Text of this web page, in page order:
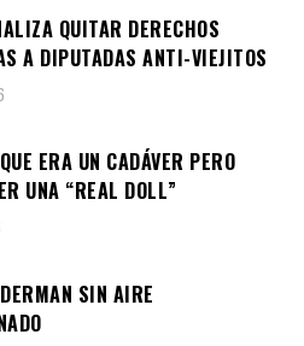
QUITAR DERECHOS
A DIPUTADAS ANTI-VIEJITOS
ERA UN CADÁVER PERO
UNA “REAL DOLL”
SIN AIRE